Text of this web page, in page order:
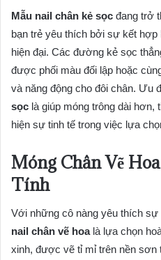
Mẫu nail chân kẻ sọc đang trở
bạn trẻ yêu thích bởi sự kết hợp
hiện đại. Các đường kẻ sọc
được phối màu đối lập hoặc
và năng động cho đôi chân. Ưu
sọc là giúp móng trông dài hơn,
hiện sự tinh tế trong việc lựa
Móng Chân Vẽ
Tính
Với những cô nàng yêu thích sự
nail chân vẽ hoalà lựa chọn
xinh, được vẽ tỉ mỉ trên nền sơn